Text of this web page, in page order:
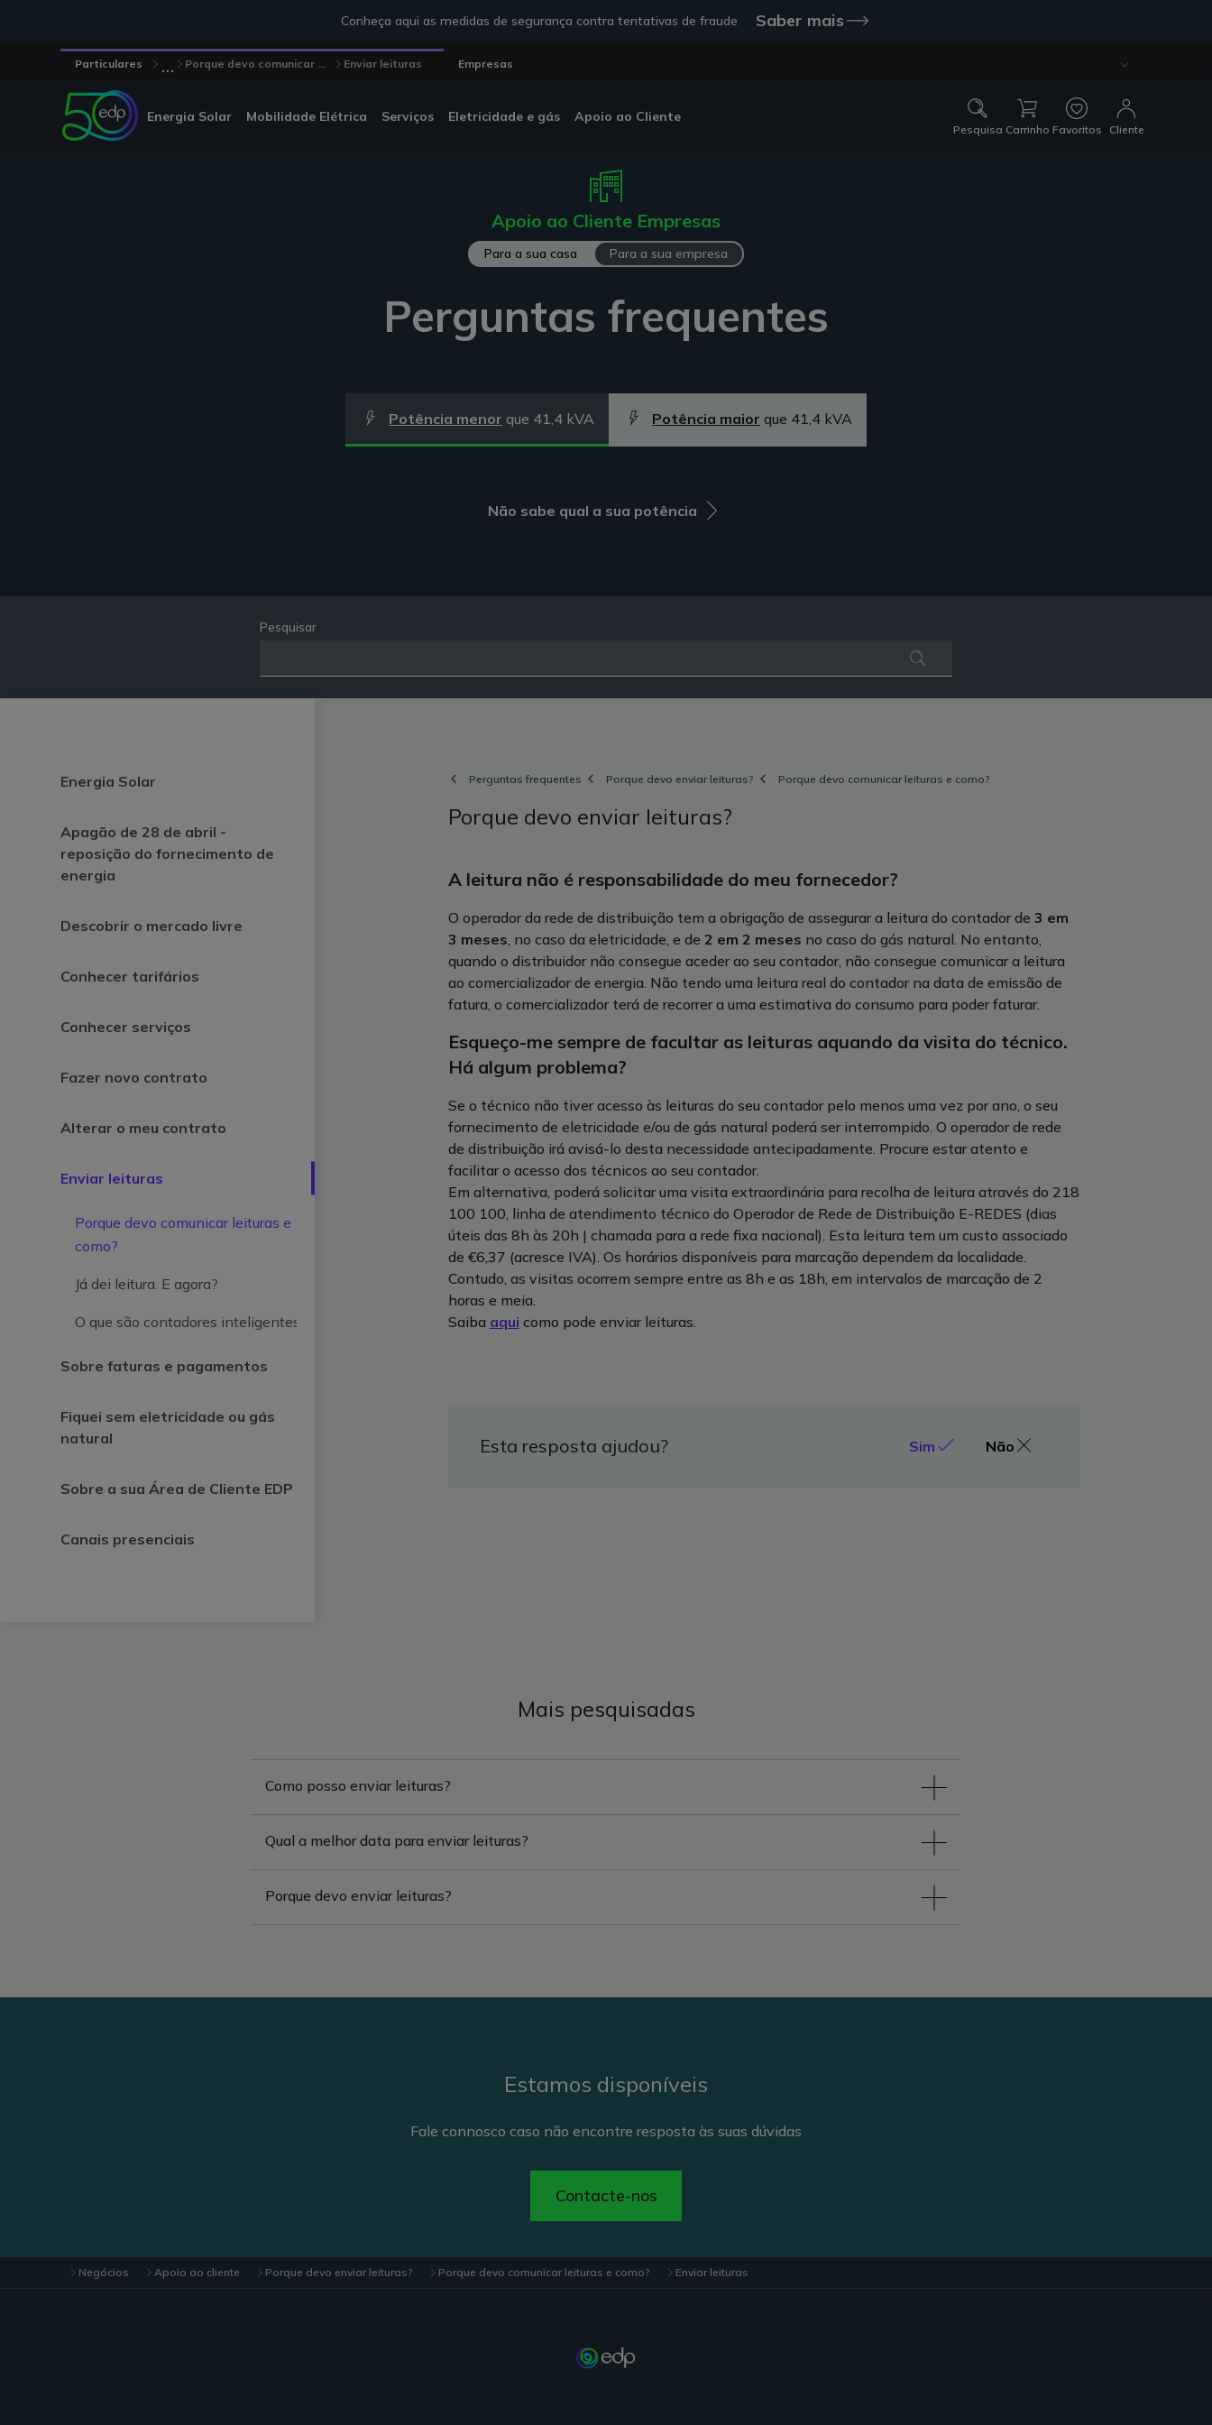
Conheça aqui as medidas de segurança contra tentativas de fraude Saber mais
Particulares ... Porque devo comunicar ... Enviar leituras Empresas
Energia Solar Mobilidade Elétrica Serviços Eletricidade e gás Apoio ao Cliente
Pesquisa Carrinho Favoritos Cliente
Apoio ao Cliente Empresas
Para a sua casa Para a sua empresa
Perguntas frequentes
Potência menor que 41,4 kVA Potência maior que 41,4 kVA
Não sabe qual a sua potência
Pesquisar
Energia Solar
Apagão de 28 de abril -
reposição do fornecimento de
energia
Descobrir o mercado livre
Conhecer tarifários
Conhecer serviços
Fazer novo contrato
Alterar o meu contrato
Enviar leituras
Porque devo comunicar leituras e
como?
Já dei leitura. E agora?
O que são contadores inteligentes?
Sobre faturas e pagamentos
Fiquei sem eletricidade ou gás
natural
Sobre a sua Área de Cliente EDP
Canais presenciais
Perguntas frequentes Porque devo enviar leituras? Porque devo comunicar leituras e como?
Porque devo enviar leituras?
A leitura não é responsabilidade do meu fornecedor?
O operador da rede de distribuição tem a obrigação de assegurar a leitura do contador de 3 em
3 meses, no caso da eletricidade, e de 2 em 2 meses no caso do gás natural. No entanto,
quando o distribuidor não consegue aceder ao seu contador, não consegue comunicar a leitura
ao comercializador de energia. Não tendo uma leitura real do contador na data de emissão de
fatura, o comercializador terá de recorrer a uma estimativa do consumo para poder faturar.
Esqueço-me sempre de facultar as leituras aquando da visita do técnico.
Há algum problema?
Se o técnico não tiver acesso às leituras do seu contador pelo menos uma vez por ano, o seu
fornecimento de eletricidade e/ou de gás natural poderá ser interrompido. O operador de rede
de distribuição irá avisá-lo desta necessidade antecipadamente. Procure estar atento e
facilitar o acesso dos técnicos ao seu contador.
Em alternativa, poderá solicitar uma visita extraordinária para recolha de leitura através do 218
100 100, linha de atendimento técnico do Operador de Rede de Distribuição E-REDES (dias
úteis das 8h às 20h | chamada para a rede fixa nacional). Esta leitura tem um custo associado
de €6,37 (acresce IVA). Os horários disponíveis para marcação dependem da localidade.
Contudo, as visitas ocorrem sempre entre as 8h e as 18h, em intervalos de marcação de 2
horas e meia.
Saiba aqui como pode enviar leituras.
Esta resposta ajudou? Sim Não
Mais pesquisadas
Como posso enviar leituras?
Qual a melhor data para enviar leituras?
Porque devo enviar leituras?
Estamos disponíveis
Fale connosco caso não encontre resposta às suas dúvidas
Contacte-nos
Negócios Apoio ao cliente Porque devo enviar leituras? Porque devo comunicar leituras e como? Enviar leituras